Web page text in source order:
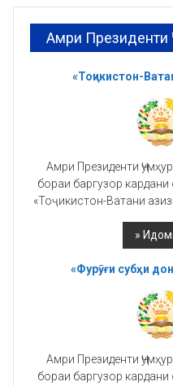
Амри Президенти
«Тоҷикистон-
Амри Президенти
бораи баргузор
«Тоҷикистон-Ватани
«Фурӯғи субҳи
Амри Президенти
бораи баргузор